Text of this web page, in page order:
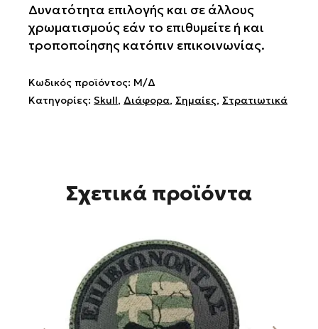
Δυνατότητα επιλογής και σε άλλους
χρωματισμούς εάν το επιθυμείτε ή και
τροποποίησης κατόπιν επικοινωνίας.
Κωδικός προϊόντος: Μ/Δ
Κατηγορίες: Skull, Διάφορα, Σημαίες, Στρατιωτικά
Σχετικά προϊόντα